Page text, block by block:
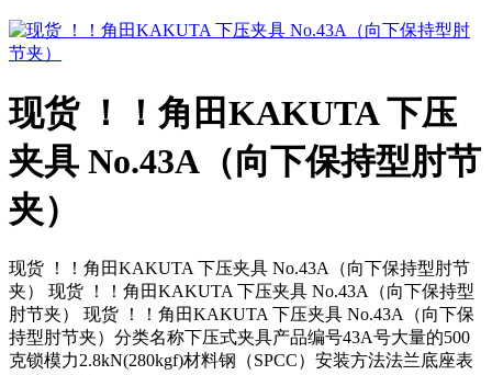
现货 ！！角田KAKUTA 下压
夹具 No.43A（向下保持型肘节
夹）
现货 ！！角田KAKUTA 下压夹具 No.43A（向下保持型肘节
夹） 现货 ！！角田KAKUTA 下压夹具 No.43A（向下保持型
肘节夹） 现货 ！！角田KAKUTA 下压夹具 No.43A（向下保
持型肘节夹）分类名称下压式夹具产品编号43A号大量的500
克锁模力2.8kN(280kgf)材料钢（SPCC）安装方法法兰底座表